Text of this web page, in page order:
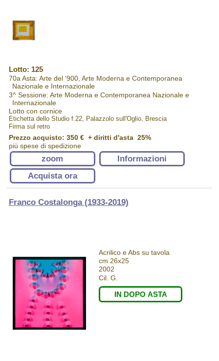
Lotto: 125
70a Asta: Arte del '900, Arte Moderna e Contemporanea
Nazionale e Internazionale
3^ Sessione: Arte Moderna e Contemporanea Nazionale e
Internazionale
Lotto con cornice
Etichetta dello Studio f.22, Palazzolo sull'Oglio, Brescia
Firma sul retro
Prezzo acquisto: 350 €+ diritti d'asta 25%
più spese di spedizione
zoom
Informazioni
Acquista ora
Franco Costalonga (1933-2019)
Acrilico e Abs su tavola
cm 26x25
2002
Cil. G.
IN DOPO ASTA